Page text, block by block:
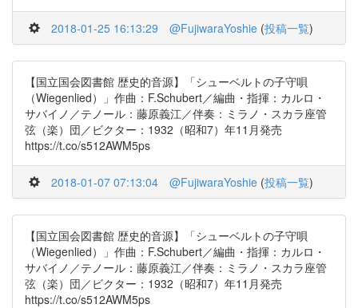
2018-01-25 16:13:29 @FujiwaraYoshie (投稿一覧)
【国立国会図書館 歴史的音源】「シューベルトの子守唄
（Wiegenlied）」作曲：F.Schubert／編曲・指揮：カルロ・
サバイノ／テノール：藤原義江／伴奏：ミラノ・スカラ座管
弦（楽）団／ビクター：1932（昭和7）年11月発売
https://t.co/s512AWM5ps
2018-01-07 07:13:04 @FujiwaraYoshie (投稿一覧)
【国立国会図書館 歴史的音源】「シューベルトの子守唄
（Wiegenlied）」作曲：F.Schubert／編曲・指揮：カルロ・
サバイノ／テノール：藤原義江／伴奏：ミラノ・スカラ座管
弦（楽）団／ビクター：1932（昭和7）年11月発売
https://t.co/s512AWM5ps